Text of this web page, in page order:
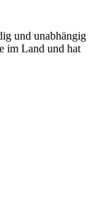
und unabhängig
im Land und hat